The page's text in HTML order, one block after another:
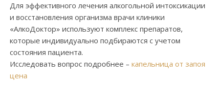
Для эффективного лечения алкогольной интоксикации
и восстановления организма врачи клиники
«АлкоДоктор» используют комплекс препаратов,
которые индивидуально подбираются с учетом
состояния пациента.
Исследовать вопрос подробнее – капельница от запоя
цена